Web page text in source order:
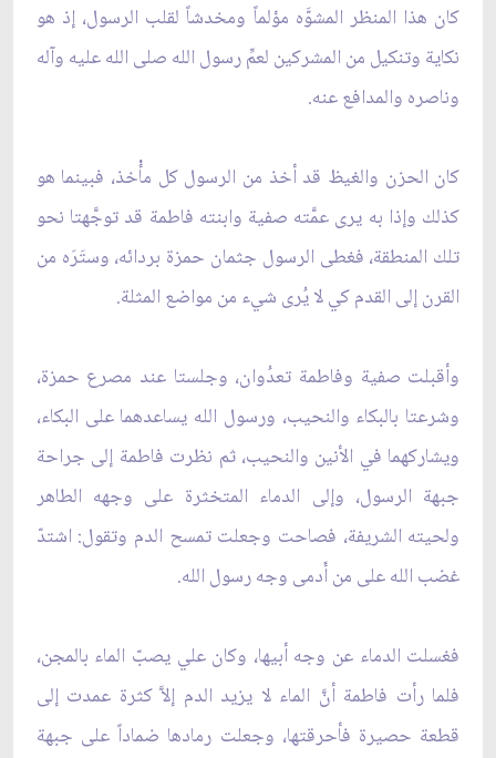
كان هذا المنظر المشوَّه مؤلماً ومخدشاً لقلب الرسول، إذ هو
نكاية وتنكيل من المشركين لعمِّ رسول الله صلى الله عليه وآله
وناصره والمدافع عنه.
كان الحزن والغيظ قد أخذ من الرسول كل مأْخذ، فبينما هو
كذلك وإذا به يرى عمَّته صفية وابنته فاطمة قد توجَّهتا نحو
تلك المنطقة، فغطى الرسول جثمان حمزة بردائه، وستَرَه من
القرن إلى القدم كي لا يُرى شيء من مواضع المثلة.
وأقبلت صفية وفاطمة تعدُوان، وجلستا عند مصرع حمزة،
وشرعتا بالبكاء والنحيب، ورسول الله يساعدهما على البكاء،
ويشاركهما في الأنين والنحيب، ثم نظرت فاطمة إلى جراحة
جبهة الرسول، وإلى الدماء المتخثرة على وجهه الطاهر
ولحيته الشريفة، فصاحت وجعلت تمسح الدم وتقول: اشتدّ
غضب الله على من أَدمى وجه رسول الله.
فغسلت الدماء عن وجه أبيها، وكان علي يصبّ الماء بالمجن،
فلما رأت فاطمة أنَّ الماء لا يزيد الدم إلاَّ كثرة عمدت إلى
قطعة حصيرة فأحرقتها، وجعلت رمادها ضماداً على جبهة